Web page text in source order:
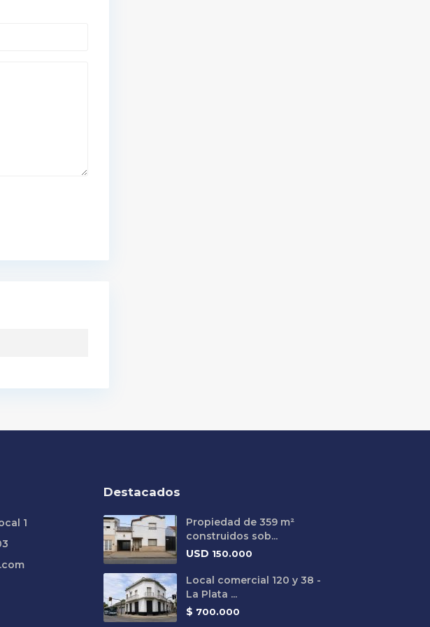
1
Destacados
Propiedad de 359 m²
construidos sob...
USD 150.000
Local comercial 120 y 38 -
La Plata ...
$ 700.000